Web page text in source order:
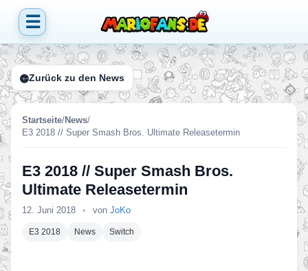
☰
Zurück zu den News
Startseite/News/
E3 2018 // Super Smash Bros. Ultimate Releasetermin
E3 2018 // Super Smash Bros.
Ultimate Releasetermin
12. Juni 2018 • von JoKo
E3 2018 News Switch